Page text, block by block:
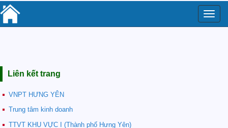
Toggle
Liên kết trang
VNPT HƯNG YÊN
Trung tâm kinh doanh
TTVT KHU VỰC I (Thành phố Hưng Yên)